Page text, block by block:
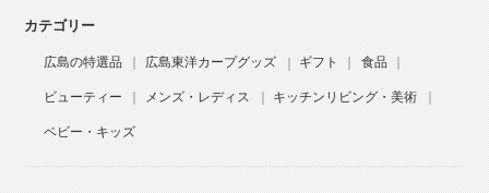
カテゴリー
広島の特選品 広島東洋カープグッズ ギフト 食品
ビューティー メンズ・レディス キッチンリビング・美術
ベビー・キッズ